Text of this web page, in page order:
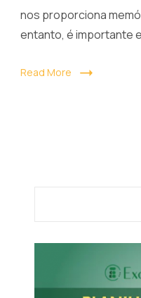
nos proporciona
entanto, é importante
Read More